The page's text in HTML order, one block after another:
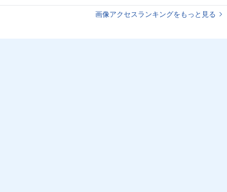
画像アクセスランキングをもっと見る